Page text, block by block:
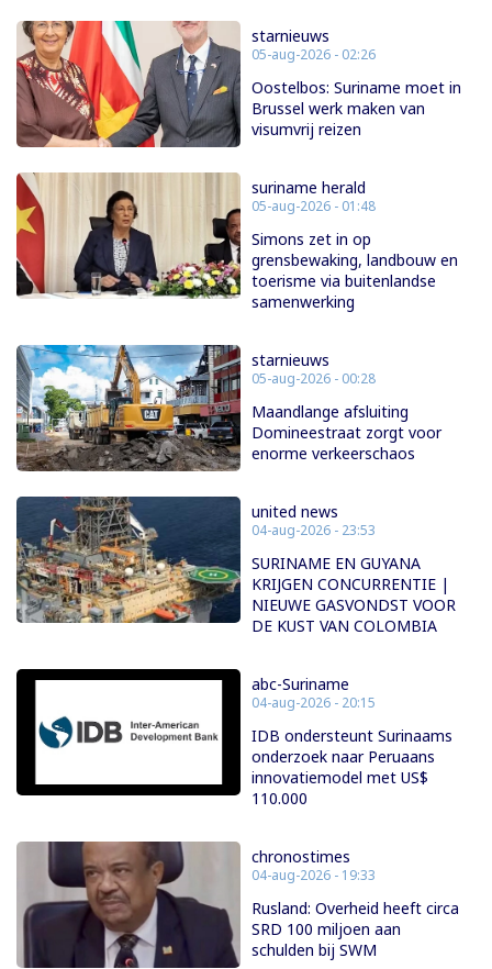
starnieuws
05-aug-2026 - 02:26
Oostelbos: Suriname moet in
Brussel werk maken van
visumvrij reizen
suriname herald
05-aug-2026 - 01:48
Simons zet in op
grensbewaking, landbouw en
toerisme via buitenlandse
samenwerking
starnieuws
05-aug-2026 - 00:28
Maandlange afsluiting
Domineestraat zorgt voor
enorme verkeerschaos
united news
04-aug-2026 - 23:53
SURINAME EN GUYANA
KRIJGEN CONCURRENTIE |
NIEUWE GASVONDST VOOR
DE KUST VAN COLOMBIA
abc-Suriname
04-aug-2026 - 20:15
IDB ondersteunt Surinaams
onderzoek naar Peruaans
innovatiemodel met US$
110.000
chronostimes
04-aug-2026 - 19:33
Rusland: Overheid heeft circa
SRD 100 miljoen aan
schulden bij SWM